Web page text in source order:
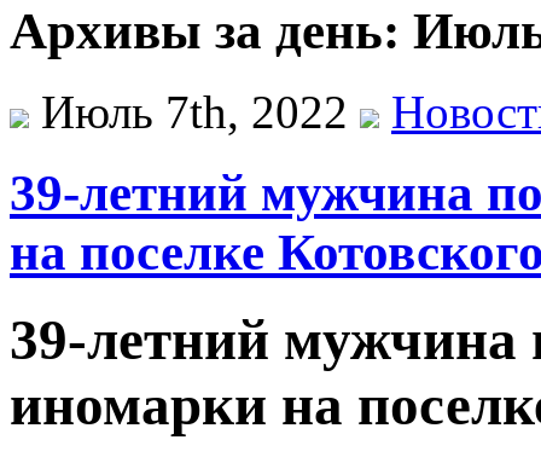
Архивы за день:
Июль 7th, 2022
39-летний мужчина
на поселке
39-летний мужчина
иномарки на